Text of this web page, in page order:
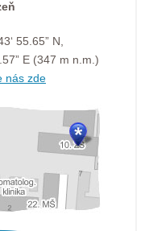
55.65” N,
E (347 m n.m.)
nás zde